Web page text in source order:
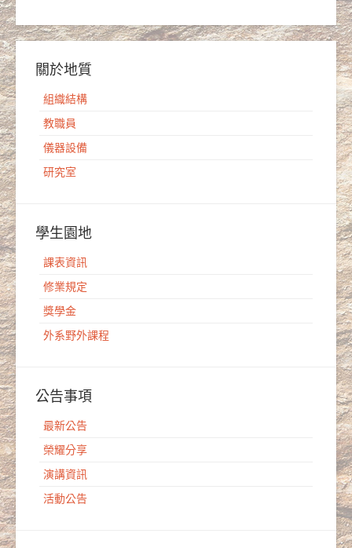
關於地質
組織結構
教職員
儀器設備
研究室
學生園地
課表資訊
修業規定
獎學金
外系野外課程
公告事項
最新公告
榮耀分享
演講資訊
活動公告